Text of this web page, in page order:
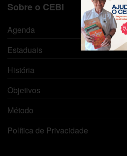
Sobre o CEBI
Agenda
Estaduais
História
Objetivos
Método
Política de Privacidade